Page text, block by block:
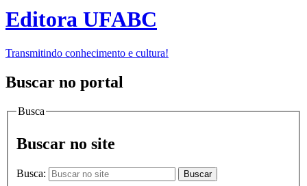
Editora UFABC
Transmitindo conhecimento e cultura!
Buscar no portal
Busca
Buscar no site
Busca: Buscar